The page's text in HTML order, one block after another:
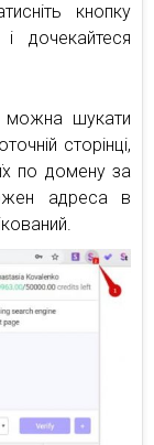
кнопку
дочекайтеся
можна шукати
сторінці,
по домену за
адреса в